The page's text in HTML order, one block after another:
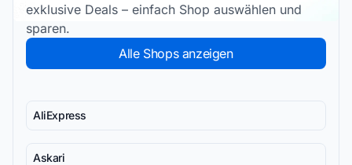
exklusive Deals – einfach Shop auswählen und
sparen.
Alle Shops anzeigen
AliExpress
Askari